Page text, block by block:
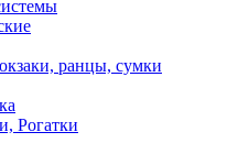
ранцы, сумки
Рогатки